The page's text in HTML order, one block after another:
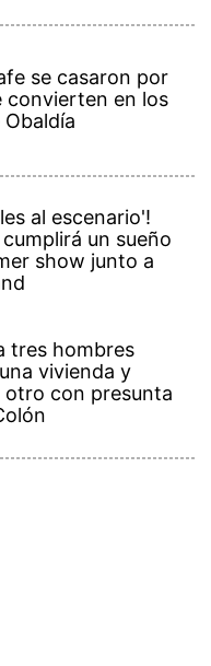
se casaron por
convierten en los
Obaldía
al escenario'!
un sueño
show junto a
tres hombres
vivienda y
otro con presunta